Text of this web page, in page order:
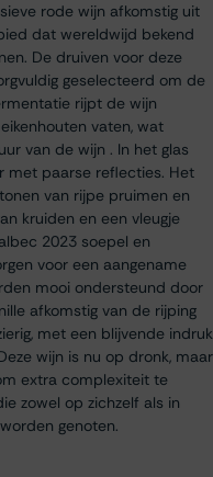
rode wijn afkomstig uit
dat wereldwijd bekend
De druiven voor deze
geselecteerd om de
rijpt de wijn
vaten, wat
van de wijn . In het glas
met paarse reflecties. Het
van rijpe pruimen en
kruiden en een vleugje
2023 soepel en
voor een aangename
mooi ondersteund door
afkomstig van de rijping
met een blijvende indruk
wijn is nu op dronk, maar
extra complexiteit te
zowel op zichzelf als in
genoten.